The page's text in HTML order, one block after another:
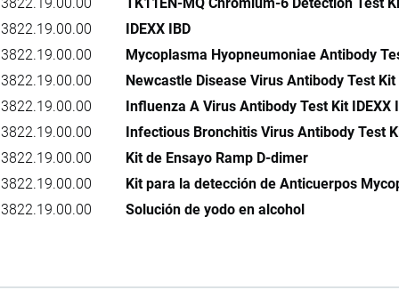
3822.19.00.00
IDEXX IBD
3822.19.00.00
Mycoplasma Hyopneumoniae Antibody
3822.19.00.00
Newcastle Disease Virus Antibody Test Kit
3822.19.00.00
Influenza A Virus Antibody Test Kit IDEXX
3822.19.00.00
Infectious Bronchitis Virus Antibody Test
3822.19.00.00
Kit de Ensayo Ramp D-dimer
3822.19.00.00
Kit para la detección de Anticuerpos
3822.19.00.00
Solución de yodo en alcohol